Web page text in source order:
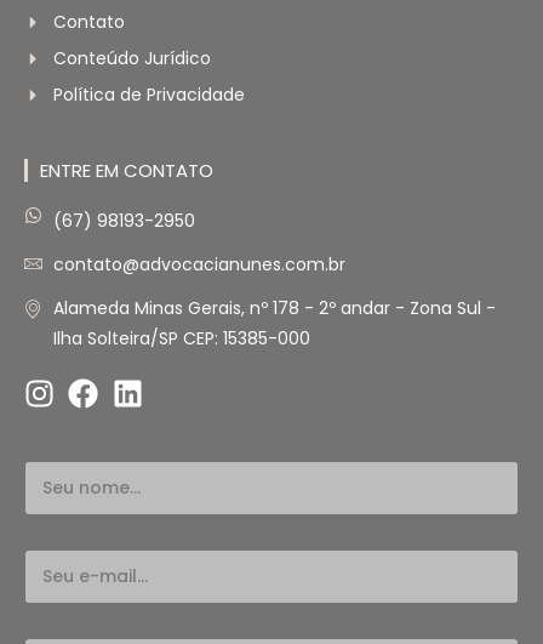
Contato
Conteúdo Jurídico
Política de Privacidade
ENTRE EM CONTATO
(67) 98193-2950
contato@advocacianunes.com.br
Alameda Minas Gerais, nº 178 - 2º andar - Zona Sul -
Ilha Solteira/SP CEP: 15385-000